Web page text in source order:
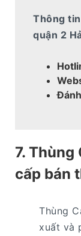
Thông
quận 2
7. Thùng
cấp bán
Thùng
xuất và